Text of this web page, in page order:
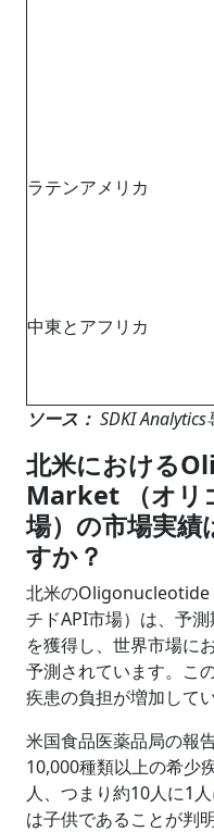
ラテンアメリカ
中東とアフリカ
ソース： SDKI
北米における
Market （オリ
場）の市場実
すか？
北米のOligonucleotide
チドAPI市場）は、予
を獲得し、世界市場に
予測されています。こ
疾患の負担が増加して
米国食品医薬品局の報
10,000種類以上の希少
人、つまり約10人に1
は子供であることが判